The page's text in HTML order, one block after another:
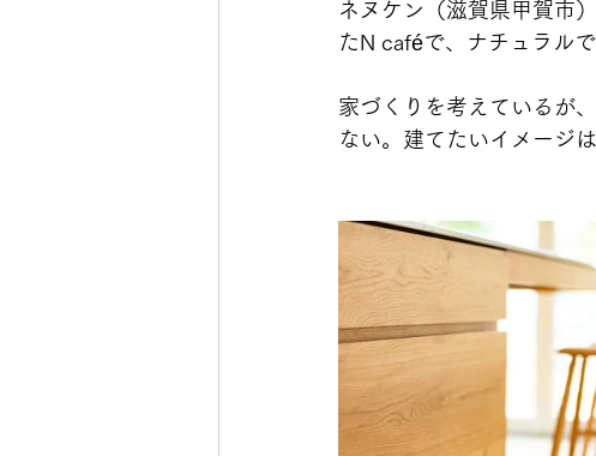
ネヌケン（滋賀県甲賀市
たN caféで、ナチュラル
家づくりを考えているが
ない。建てたいイメージ